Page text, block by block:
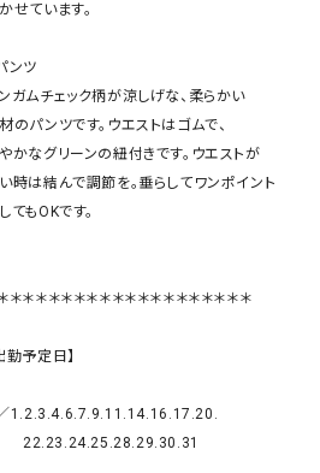
ASFVLT（アスファルト）
Antiquite's（アンティークス）
Audition（オーディション）
CUBE SUGAR（キューブシュガー）
Champion（チャンピオン）
DENIM DUNGAREE（デニムダンガリー）
せています。
ンツ
ガムチェック柄が涼しげな、柔らかい
のパンツです。ウエストはゴムで、
かなグリーンの紐付きです。ウエストが
時は結んで調節を。垂らしてワンポイント
てもOKです。
＊＊＊＊＊＊＊＊＊＊＊＊＊＊＊＊＊＊＊
勤予定日】
1.2.3.4.6.7.9.11.14.16.17.20.